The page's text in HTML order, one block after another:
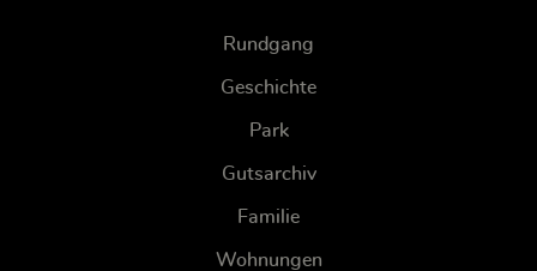
Rundgang
Geschichte
Park
Gutsarchiv
Familie
Wohnungen